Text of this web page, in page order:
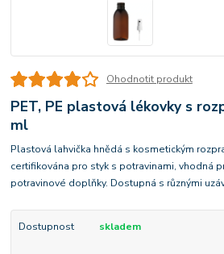
Ohodnotit produkt
PET, PE plastová lékovky s
ml
Plastová lahvička hnědá s kosmetickým
certifikována pro styk s potravinami, vhodná
potravinové doplňky. Dostupná s různými
Dostupnost skladem